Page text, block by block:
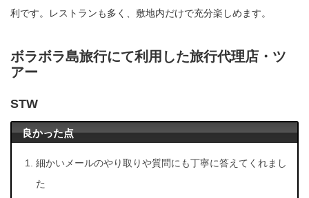
利です。レストランも多く、敷地内だけで充分楽しめます。
ボラボラ島旅行にて利用した旅行代理店・ツ
アー
STW
良かった点
細かいメールのやり取りや質問にも丁寧に答えてくれまし
た